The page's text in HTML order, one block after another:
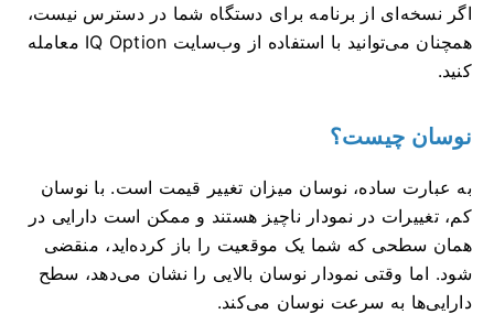
اگر نسخه‌ای از برنامه برای دستگاه شما در دسترس نیست،
همچنان می‌توانید با استفاده از وب‌سایت IQ Option معامله
کنید.
نوسان چیست؟
به عبارت ساده، نوسان میزان تغییر قیمت است. با نوسان
کم، تغییرات در نمودار ناچیز هستند و ممکن است دارایی در
همان سطحی که شما یک موقعیت را باز کرده‌اید، منقضی
شود. اما وقتی نمودار نوسان بالایی را نشان می‌دهد، سطح
دارایی‌ها به سرعت نوسان می‌کند.